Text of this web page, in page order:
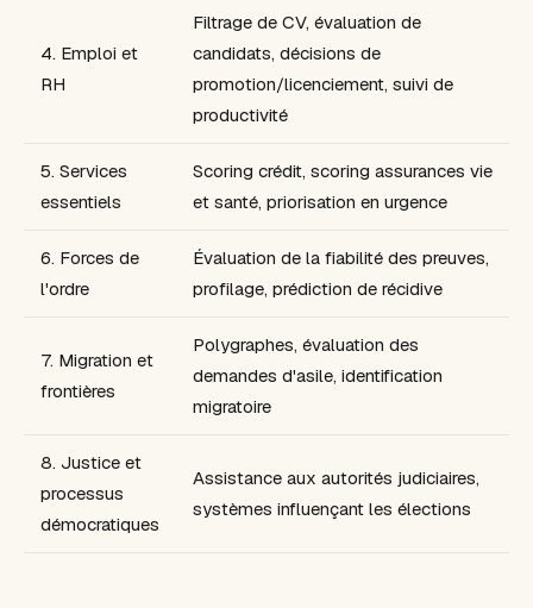
4. Emploi et
RH
Filtrage de CV, évaluation de
candidats, décisions de
promotion/licenciement, suivi de
productivité
5. Services
essentiels
Scoring crédit, scoring assurances vie
et santé, priorisation en urgence
6. Forces de
l'ordre
Évaluation de la fiabilité des preuves,
profilage, prédiction de récidive
7. Migration et
frontières
Polygraphes, évaluation des
demandes d'asile, identification
migratoire
8. Justice et
processus
démocratiques
Assistance aux autorités judiciaires,
systèmes influençant les élections